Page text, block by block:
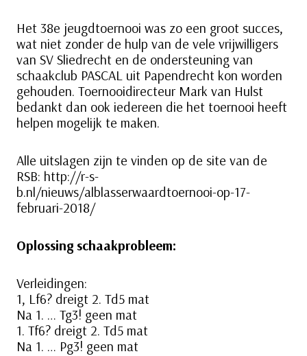
Het 38e jeugdtoernooi was zo een groot succes,
wat niet zonder de hulp van de vele vrijwilligers
van SV Sliedrecht en de ondersteuning van
schaakclub PASCAL uit Papendrecht kon worden
gehouden. Toernooidirecteur Mark van Hulst
bedankt dan ook iedereen die het toernooi heeft
helpen mogelijk te maken.
Alle uitslagen zijn te vinden op de site van de
RSB: http://r-s-
b.nl/nieuws/alblasserwaardtoernooi-op-17-
februari-2018/
Oplossing schaakprobleem:
Verleidingen:
1, Lf6? dreigt 2. Td5 mat
Na 1. … Tg3! geen mat
1. Tf6? dreigt 2. Td5 mat
Na 1. … Pg3! geen mat